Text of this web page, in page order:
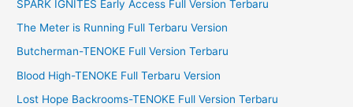
h
f
o
SPARK IGNITES Early Access Full Version Terbaru
The Meter is Running Full Terbaru Version
Butcherman-TENOKE Full Version Terbaru
Blood High-TENOKE Full Terbaru Version
Lost Hope Backrooms-TENOKE Full Version Terbaru